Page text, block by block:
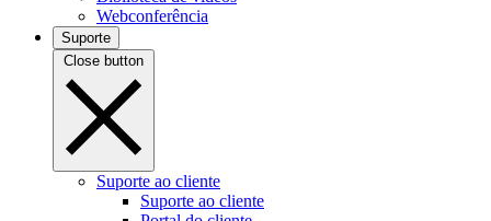
Webconferência
Suporte
Close button
Suporte ao cliente
Suporte ao cliente